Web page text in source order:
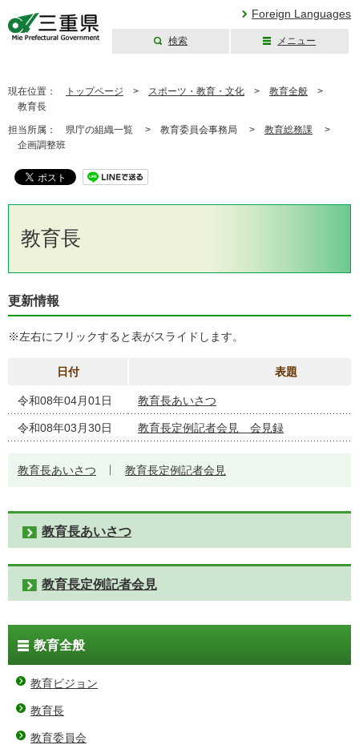
Foreign Languages
検索 メニュー
現在位置： トップページ > スポーツ・教育・文化 > 教育全般 >
教育長
担当所属： 県庁の組織一覧 > 教育委員会事務局 > 教育総務課 >
企画調整班
教育長
更新情報
※左右にフリックすると表がスライドします。
日付 表題
令和08年04月01日 教育長あいさつ
令和08年03月30日 教育長定例記者会見 会見録
教育長あいさつ 教育長定例記者会見
教育長あいさつ
教育長定例記者会見
教育全般
教育ビジョン
教育長
教育委員会